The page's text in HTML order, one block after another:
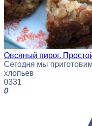
Овсяный пирог.
Сегодня мы
хлопьев
0331
0